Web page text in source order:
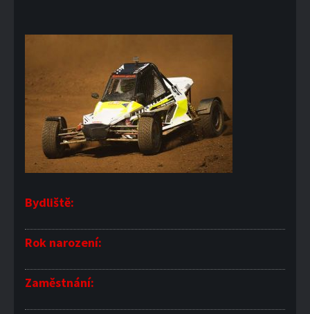
Bydliště:
Rok narození:
Zaměstnání: